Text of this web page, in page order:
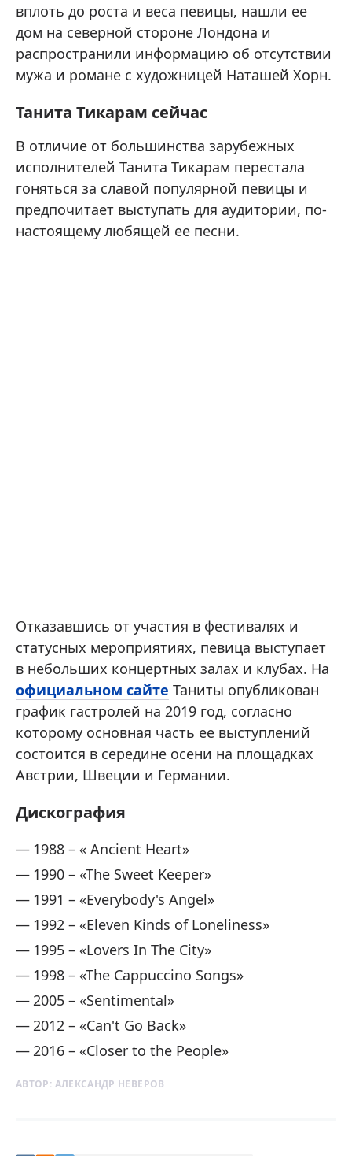
вплоть до роста и веса певицы, нашли ее
дом на северной стороне Лондона и
распространили информацию об отсутствии
мужа и романе с художницей Наташей Хорн.
Танита Тикарам сейчас
В отличие от большинства зарубежных
исполнителей Танита Тикарам перестала
гоняться за славой популярной певицы и
предпочитает выступать для аудитории, по-
настоящему любящей ее песни.
Отказавшись от участия в фестивалях и
статусных мероприятиях, певица выступает
в небольших концертных залах и клубах. На
официальном сайте Таниты опубликован
график гастролей на 2019 год, согласно
которому основная часть ее выступлений
состоится в середине осени на площадках
Австрии, Швеции и Германии.
Дискография
1988 – « Ancient Heart»
1990 – «The Sweet Keeper»
1991 – «Everybody's Angel»
1992 – «Eleven Kinds of Loneliness»
1995 – «Lovers In The City»
1998 – «The Cappuccino Songs»
2005 – «Sentimental»
2012 – «Can't Go Back»
2016 – «Closer to the People»
АВТОР: АЛЕКСАНДР НЕВЕРОВ